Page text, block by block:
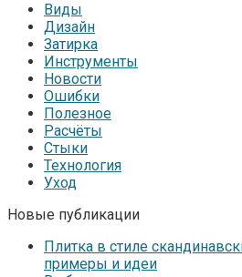
Виды
Дизайн
Затирка
Инструменты
Новости
Ошибки
Полезное
Расчёты
Стыки
Технология
Уход
Новые публикации
Плитка в стиле
примеры и идеи